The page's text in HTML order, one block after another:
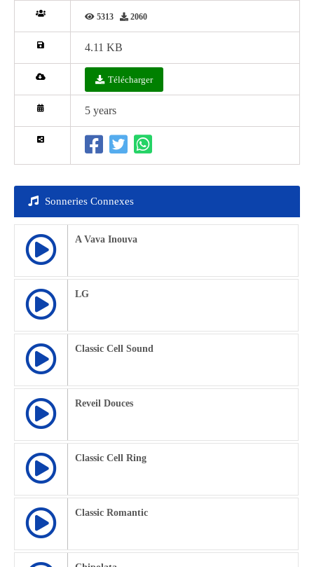
5313 2060
4.11 KB
Télécharger
5 years
Sonneries Connexes
A Vava Inouva
LG
Classic Cell Sound
Reveil Douces
Classic Cell Ring
Classic Romantic